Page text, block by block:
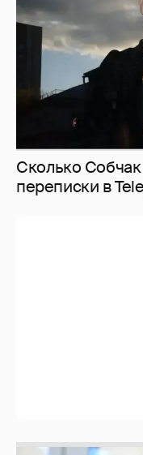
Сколько Собчак
перeписки в